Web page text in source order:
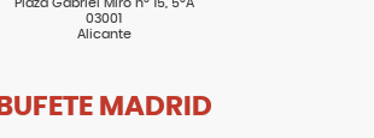
Plaza Gabriel Miró nº 15, 5ºA
03001
Alicante
BUFETE MADRID